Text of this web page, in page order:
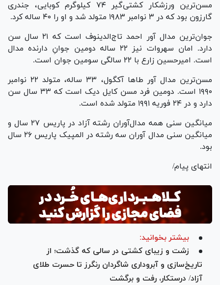
مسن‌ترین ورزشکار کشتی‌گیر ۷۴ کیلوگرم کوبایی، جندری
گارزون بود که در ۳ نوامبر ۱۹۸۳ متولد شد و او را ۴۰ ساله کرد.
جوان‌ترین مدال آور احمد تاج‌الدینوف است که ۲۱ سال سن
دارد. امان سهروات نیز ۲۲ ساله دومین جوانِ دارنده مدال
است. امیرحسین زارع با ۲۲ سالگی سومین جوان است.
مسن‌ترین مدال آور طا‌ها آکگول، ۳۳ ساله، متولد ۲۲ نوامبر
۱۹۹۰ است. دومین فرد مسن کایل دیک است که ۳۳ سال سن
دارد و در ۲۴ فوریه ۱۹۹۱ متولد شده است.
میانگین سنی همه مدال‌آوران رشته آزاد در پاریس ۲۷ سال و
میانگین سنی مدال آوران سه رشته در المپیک پاریس ۲۶ سال
بود.
انتهای پیام/
بیشتر بخوانید:
زشت‌ و زیبای کشتی در سالی که گذشت؛ از
تاریخ‌سازی و آبروداری شاگردان رنگرز تا حسرت طلای
آزاد/ درستکار، رفت و برگشت